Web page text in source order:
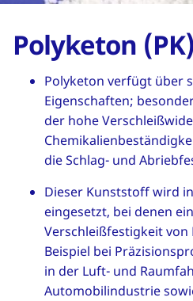
Polyketon (PK)
Polyketon verfügt über
Eigenschaften;
der hohe
die Schlag- und
Dieser Kunststoff wird
eingesetzt, bei denen
Verschleißfestigkeit
Beispiel bei
in der Luft- und
Automobilindustrie